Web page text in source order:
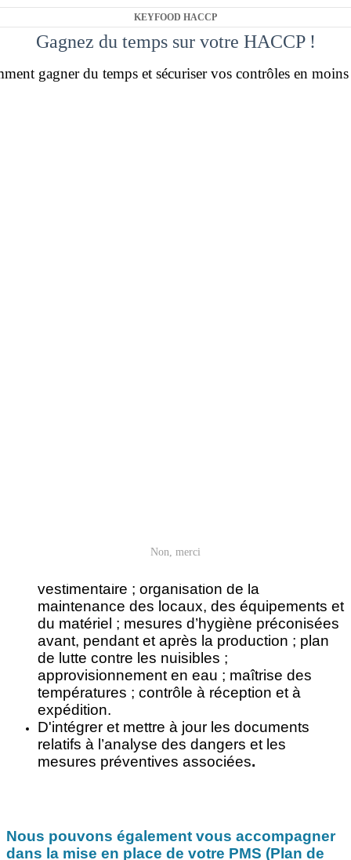
exigences réglementaires du secteur de la petite
enfance pour la gestion d’un Plan de Maîtrise
sanitaire (PMS) dématérialisé.
plan de formation en hygiène et sécurité
vestimentaire ; organisation de la
maintenance des locaux, des équipements et
du matériel ; mesures d’hygiène préconisées
avant, pendant et après la production ; plan
de lutte contre les nuisibles ;
approvisionnement en eau ; maîtrise des
températures ; contrôle à réception et à
expédition.
D'intégrer et mettre à jour les documents
relatifs à l’analyse des dangers et les
mesures préventives associées.
Nous pouvons également vous accompagner
dans la mise en place de votre PMS (Plan de
KEYFOOD HACCP
Gagnez du temps sur votre HACCP !
gagner du temps et sécuriser vos contrôles en
Non, merci